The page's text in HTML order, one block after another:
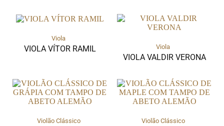
Viola
VIOLA VÍTOR RAMIL Viola
VIOLA VALDIR VERONA
Violão Clássico Violão Clássico